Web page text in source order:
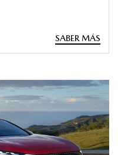
SABER MÁS